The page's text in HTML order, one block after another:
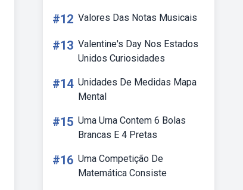
#12 Valores Das Notas Musicais
#13 Valentine's Day Nos Estados
Unidos Curiosidades
#14 Unidades De Medidas Mapa
Mental
#15 Uma Urna Contem 6 Bolas
Brancas E 4 Pretas
#16 Uma Competição De
Matemática Consiste